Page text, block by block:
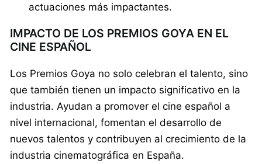
actuaciones más impactantes.
IMPACTO DE LOS PREMIOS GOYA EN EL
CINE ESPAÑOL
Los Premios Goya no solo celebran el talento, sino
que también tienen un impacto significativo en la
industria. Ayudan a promover el cine español a
nivel internacional, fomentan el desarrollo de
nuevos talentos y contribuyen al crecimiento de la
industria cinematográfica en España.